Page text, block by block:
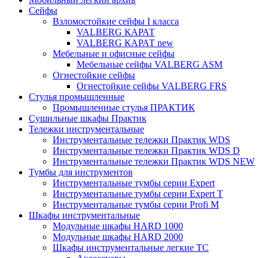
Сейфы
Взломостойкие сейфы I класса
VALBERG КАРАТ
VALBERG КАРАТ new
Мебельные и офисные сейфы
Мебельные сейфы VALBERG ASM
Огнестойкие сейфы
Огнестойкие сейфы VALBERG FRS
Стулья промышленные
Промышленные стулья ПРАКТИК
Сушильные шкафы Практик
Тележки инструментальные
Инструментальные тележки Практик WDS
Инструментальные тележки Практик WDS D
Инструментальные тележки Практик WDS NEW
Тумбы для инструментов
Инструментальные тумбы серии Expert
Инструментальные тумбы серии Expert T
Инструментальные тумбы серии Profi M
Шкафы инструментальные
Модульные шкафы HARD 1000
Модульные шкафы HARD 2000
Шкафы инструментальные легкие ТС